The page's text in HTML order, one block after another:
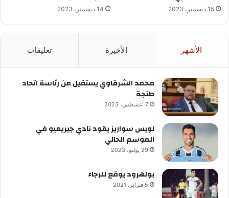
15 ديسمبر، 2023 14 ديسمبر، 2023
الأشهر الأخيرة تعليقات
محمد الشرقاوي يستقيل من رئاسة اتحاد
طنجة
7 أغسطس، 2023
لويس سواريز يقود نادي جيريميو في
الموسم الحالي
29 يوليو، 2023
بولهرود يوقع للرجاء
5 فبراير، 2021